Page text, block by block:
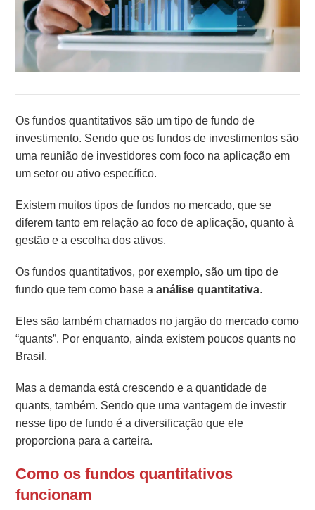
Os fundos quantitativos são um tipo de fundo de
investimento. Sendo que os fundos de investimentos são
uma reunião de investidores com foco na aplicação em
um setor ou ativo específico.
Existem muitos tipos de fundos no mercado, que se
diferem tanto em relação ao foco de aplicação, quanto à
gestão e a escolha dos ativos.
Os fundos quantitativos, por exemplo, são um tipo de
fundo que tem como base aanálise quantitativa.
Eles são também chamados no jargão do mercado como
“quants”. Por enquanto, ainda existem poucos quants no
Brasil.
Mas a demanda está crescendo e a quantidade de
quants, também. Sendo que uma vantagem de investir
nesse tipo de fundo é a diversificação que ele
proporciona para a carteira.
Como os fundos quantitativos
funcionam